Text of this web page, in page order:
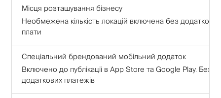
Місця розташування бізнесу
Необмежена кількість локацій включена без додаткової
плати
Спеціальний брендований мобільний додаток
Включено до публікації в App Store та Google Play. Без
додаткових платежів